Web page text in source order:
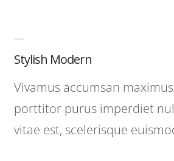
Stylish Modern
Vivamus accumsan
porttitor purus imperdiet
vitae est, scelerisque